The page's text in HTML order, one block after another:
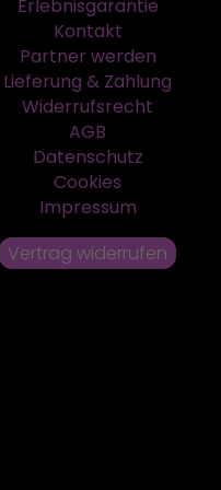
Erlebnisgarantie
Kontakt
Partner werden
Lieferung & Zahlung
Widerrufsrecht
AGB
Datenschutz
Cookies
Impressum
Vertrag widerrufen